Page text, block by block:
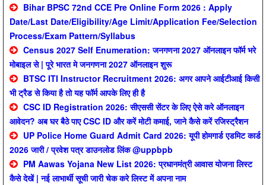
Bihar BPSC 72nd CCE Pre Online Form 2026 : Apply
Date/Last Date/Eligibility/Age Limit/Application Fee/Selection
Process/Exam Pattern/Syllabus
Census 2027 Self Enumeration: जनगणना 2027 ऑनलाइन फॉर्म भरे
मोबाइल से | पूरे भारत मे जनगणना 2027 ऑनलाइन शुरू
BTSC ITI Instructor Recruitment 2026: अगर आपने आईटीआई किसी
भी ट्रैड से किया है तो यह फॉर्म आपके लिए ही है
CSC ID Registration 2026: सीएससी सेंटर के लिए ऐसे करे ऑनलाइन
आवेदन? अब घर बैठे पाए CSC ID और करें मोटी कमाई, जाने कैसे करें रजिस्ट्रैशन
UP Police Home Guard Admit Card 2026: यूपी होमगार्ड एडमिट कार्ड
2026 जारी / प्रवेश पत्र डाउनलोड लिंक @uppbpb
PM Aawas Yojana New List 2026: प्रधानमंत्री आवास योजना लिस्ट
कैसे देखें | नई लाभार्थी सूची जारी चेक करे लिस्ट में अपना नाम